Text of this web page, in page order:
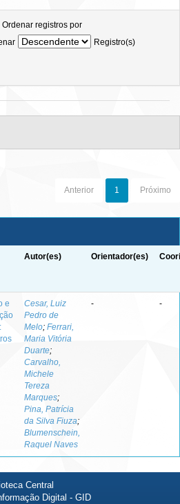
Ordenar registros por
Registro(s)
Anterior 1 Próximo
Autor(es) Orientador(es)
e
Cesar, Luiz
Pedro de
Melo; Ferrari,
Maria Vitória
Duarte;
Carvalho,
Michele
Tereza
Marques;
Pina, Patrícia
da Silva Fiuza;
Blumenschein,
Raquel Naves
- -
Central
Digital - GID